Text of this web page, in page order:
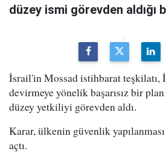
düzey ismi görevden aldığı
İsrail'in Mossad istihbarat
devirmeye yönelik başarısız bir
düzey yetkiliyi görevden aldı.
Karar, ülkenin güvenlik
açtı.